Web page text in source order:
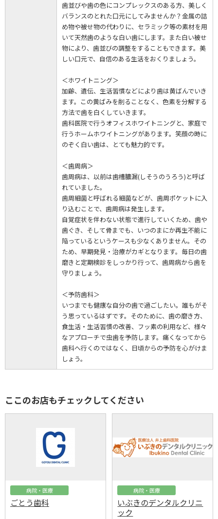
歯並びや歯の色にコンプレックスのある方、美しく
バランスのとれた口元にしてみませんか？金属の詰
め物や被せ物の代わりに、セラミック等の素材を用
いて天然歯のような白い歯にします。また白い被せ
物により、歯並びの調整をすることもできます。美
しい口元で、自信のある生活をおくりましょう。
＜ホワイトニング＞
加齢、遺伝、生活習慣などにより歯は黄ばんでいき
ます。この黄ばみを削ることなく、色素を分解する
方法で歯を白くしていきます。
歯科医院で行うオフィスホワイトニングと、家庭で
行うホームホワイトニングがあります。笑顔の時に
のぞく白い歯は、とても魅力的です。
＜歯周病＞
歯周病は、以前は歯槽膿漏(しそうのうろう)と呼ば
れていました。
歯周細菌と呼ばれる細菌などが、歯周ポケットに入
り込むことで、歯周病は発生します。
自覚症状を伴わない状態で進行していくため、歯や
歯ぐき、そして骨までも、いつのまにか再生不能に
陥っているというケースも少なくありません。その
ため、早期発見・治療がカギとなります。毎日の歯
磨きと定期検診をしっかり行って、歯周病から歯を
守りましょう。
＜予防歯科＞
いつまでも健康な自分の歯で過ごしたい。誰もがそ
う思っているはずです。そのために、歯の磨き方、
食生活・生活習慣の改善、フッ素の利用など、様々
なアプローチで虫歯を予防します。痛くなってから
歯科へ行くのではなく、日頃からの予防を心がけま
しょう。
ここのお店もチェックしてください
病院・医療
ごとう歯科
病院・医療
いぶきのデンタルクリニ
ック